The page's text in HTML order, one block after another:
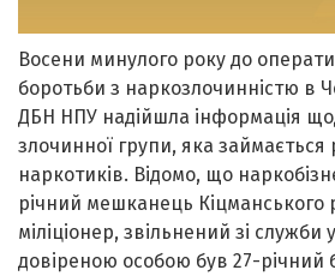
Восени минулого року до
боротьби з наркозлочинністю в
ДБН НПУ надійшла інформація
злочинної групи, яка
наркотиків. Відомо, що
річний мешканець Кіцманського
міліціонер, звільнений зі служби
довіреною особою був 27-річний